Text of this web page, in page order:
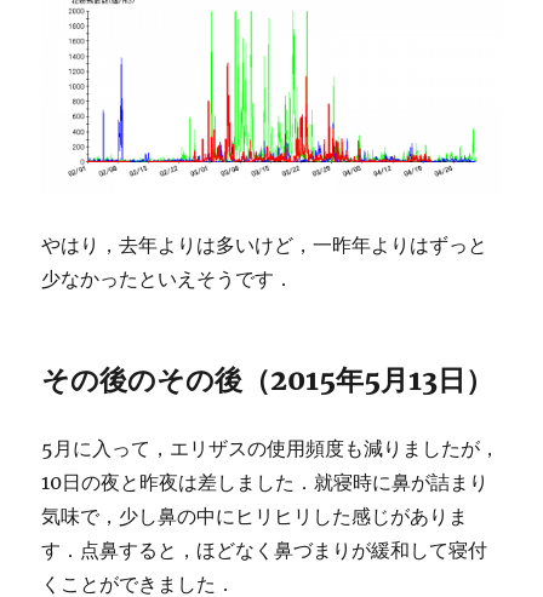
やはり，去年よりは多いけど，一昨年よりはずっと
少なかったといえそうです．
その後のその後（2015年5月13日）
5月に入って，エリザスの使用頻度も減りましたが，
10日の夜と昨夜は差しました．就寝時に鼻が詰まり
気味で，少し鼻の中にヒリヒリした感じがありま
す．点鼻すると，ほどなく鼻づまりが緩和して寝付
くことができました．